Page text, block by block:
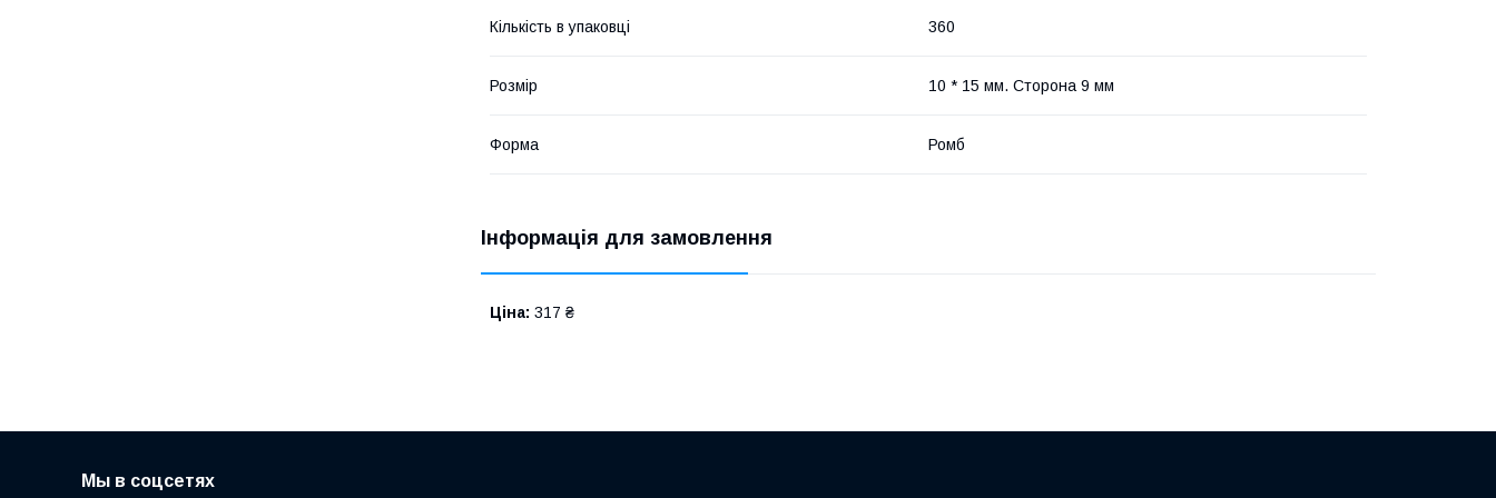
Кількість в упаковці 360
Розмір 10 * 15 мм. Сторона 9 мм
Форма Ромб
Інформація для замовлення
Ціна: 317 ₴
Мы в соцсетях